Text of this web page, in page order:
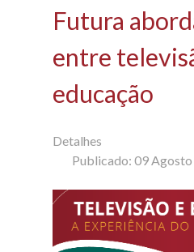
Futura
entre
educação
Detalhes
Publicado: 09